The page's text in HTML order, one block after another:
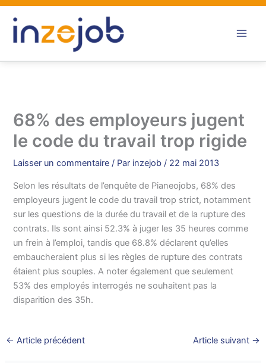
Aller
contenu
68% des employeurs jugent
le code du travail trop rigide
Laisser un commentaire / Par inzejob/ 22 mai 2013
Selon les résultats de l’enquête de Pianeojobs, 68% des
employeurs jugent le code du travail trop strict, notamment
sur les questions de la durée du travail et de la rupture des
contrats. Ils sont ainsi 52.3% à juger les 35 heures comme
un frein à l’emploi, tandis que 68.8% déclarent qu’elles
embaucheraient plus si les règles de rupture des contrats
étaient plus souples. A noter également que seulement
53% des employés interrogés ne souhaitent pas la
disparition des 35h.
← Article précédent Article suivant →